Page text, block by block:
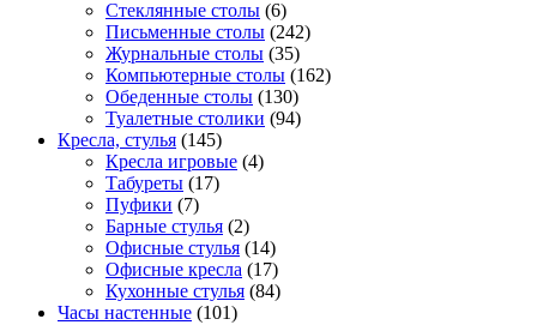
Стеклянные столы (6)
Письменные столы (242)
Журнальные столы (35)
Компьютерные столы (162)
Обеденные столы (130)
Туалетные столики (94)
Кресла, стулья (145)
Кресла игровые (4)
Табуреты (17)
Пуфики (7)
Барные стулья (2)
Офисные стулья (14)
Офисные кресла (17)
Кухонные стулья (84)
Часы настенные (101)